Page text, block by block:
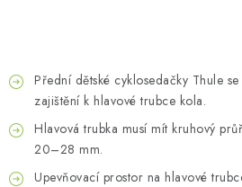
Přední dětské cyklosedačky Thule
zajištění k hlavové trubce kola.
Hlavová trubka musí mít kruhový
20–28 mm.
Upevňovací prostor na hlavové